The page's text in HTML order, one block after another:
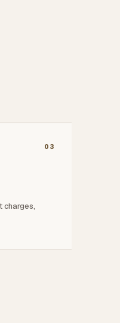
03
charges,